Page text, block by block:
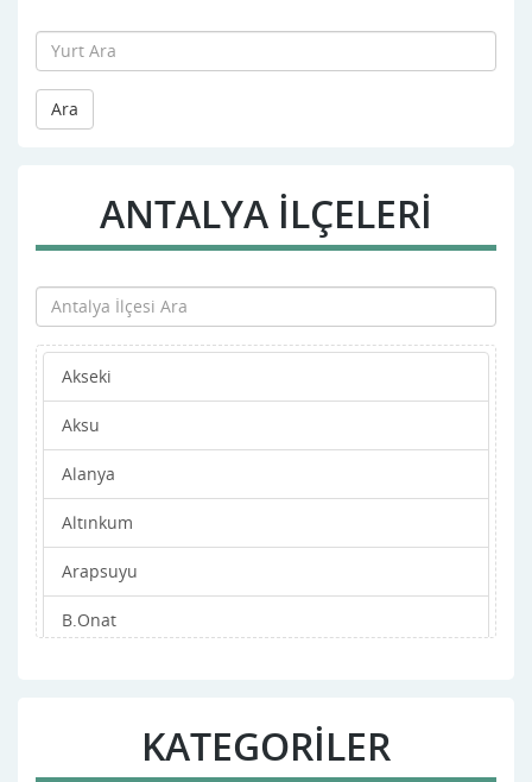
Ara
ANTALYA İLÇELERİ
Akseki
Aksu
Alanya
Altınkum
Arapsuyu
B.Onat
KATEGORİLER